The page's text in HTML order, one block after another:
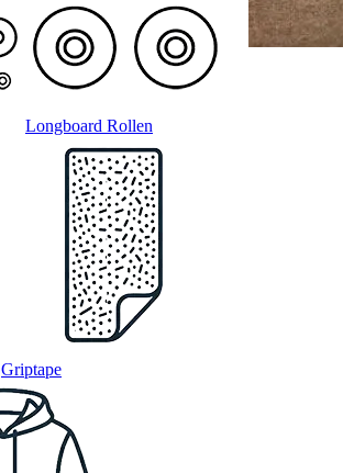
Longboard Rollen
Griptape